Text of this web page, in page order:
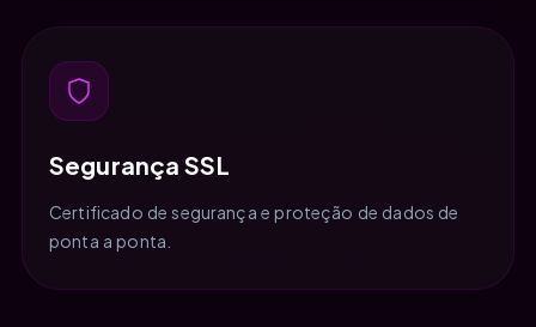
Segurança SSL
Certificado de segurança e proteção de dados de
ponta a ponta.